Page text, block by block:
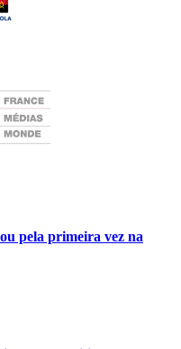
pela primeira vez na